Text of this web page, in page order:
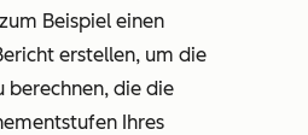
Beispiel einen
erstellen, um die
berechnen, die die
Ihres